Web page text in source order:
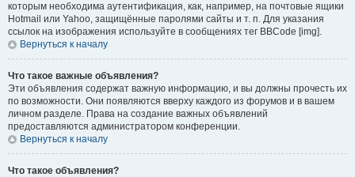
которым необходима аутентификация, как, например, на почтовые ящики
Hotmail или Yahoo, защищённые паролями сайты и т. п. Для указания
ссылок на изображения используйте в сообщениях тег BBCode [img].
Вернуться к началу
Что такое важные объявления?
Эти объявления содержат важную информацию, и вы должны прочесть их
по возможности. Они появляются вверху каждого из форумов и в вашем
личном разделе. Права на создание важных объявлений
предоставляются администратором конференции.
Вернуться к началу
Что такое объявления?